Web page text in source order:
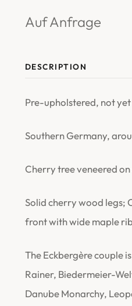
Auf Anfrage
DESCRIPTION
Pre-upholstered, not
Southern Germany,
Cherry tree veneered on
Solid cherry wood legs;
front with wide maple
The Eckbergère couple
Rainer, Biedermeier-
Danube Monarchy,